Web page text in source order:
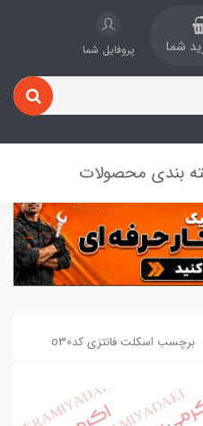
شما پروفایل شما
بندی محصولات
برچسب اسکلت فانتزی کدo30